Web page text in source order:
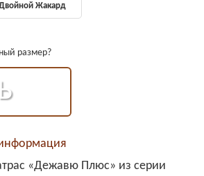
Жакард
размер?
«Дежавю Плюс» из серии